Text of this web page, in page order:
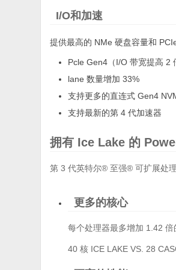
I/O和加速
提供最高的 NMe 硬盘容量和
Pcle Gen4（I/O 带宽提高 2
lane 数量增加 33%
支持更多的直连式 Gen4
支持最新的第 4 代加速器
拥有 Ice Lake 的
第 3 代英特尔® 至强® 可扩展处
更多的核心
每个处理器最多增加 1.42 倍
40 核 ICE LAKE VS. 28